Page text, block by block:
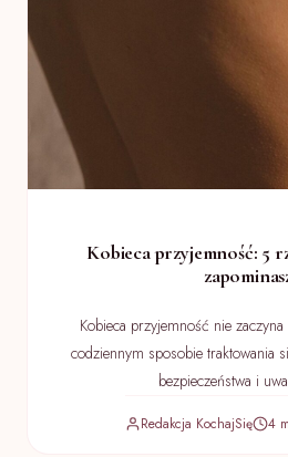
Kobieca przyjemność: 5
Kobieca przyjemność nie
codziennym sposobie traktowania
bezpieczeństwa i
Redakcja KochajSię 4